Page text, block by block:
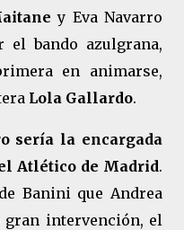
y Eva Navarro
el bando azulgrana,
en animarse,
Lola Gallardo.
sería la encargada
Atlético de Madrid.
Banini que Andrea
gran intervención, el